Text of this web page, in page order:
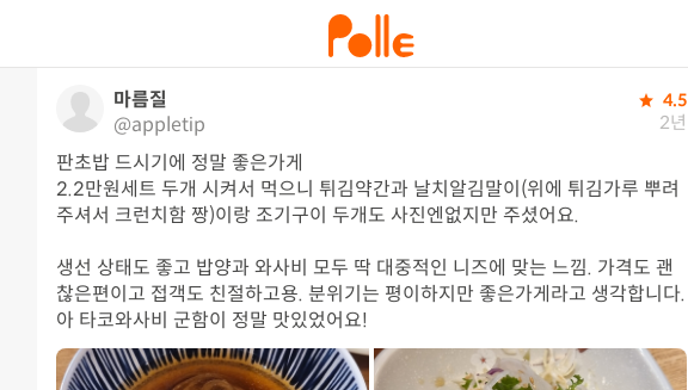
마름질
@appletip
4.5
2년
판초밥 드시기에 정말 좋은가게
2.2만원세트 두개 시켜서 먹으니 튀김약간과 날치알김말이(위에 튀김가루 뿌려
주셔서 크런치함 짱)이랑 조기구이 두개도 사진엔없지만 주셨어요.
생선 상태도 좋고 밥양과 와사비 모두 딱 대중적인 니즈에 맞는 느낌. 가격도 괜
찮은편이고 접객도 친절하고용. 분위기는 평이하지만 좋은가게라고 생각합니다.
아 타코와사비 군함이 정말 맛있었어요!